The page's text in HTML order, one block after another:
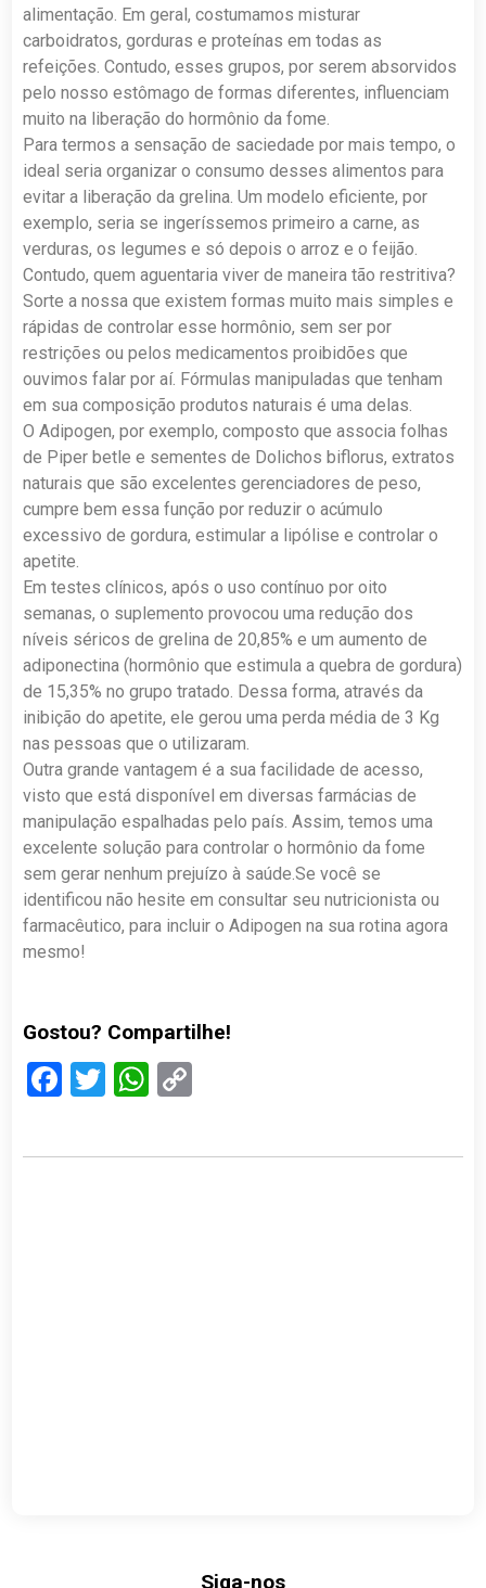
alimentação. Em geral, costumamos misturar
carboidratos, gorduras e proteínas em todas as
refeições. Contudo, esses grupos, por serem absorvidos
pelo nosso estômago de formas diferentes, influenciam
muito na liberação do hormônio da fome.
Para termos a sensação de saciedade por mais tempo, o
ideal seria organizar o consumo desses alimentos para
evitar a liberação da grelina. Um modelo eficiente, por
exemplo, seria se ingeríssemos primeiro a carne, as
verduras, os legumes e só depois o arroz e o feijão.
Contudo, quem aguentaria viver de maneira tão restritiva?
Sorte a nossa que existem formas muito mais simples e
rápidas de controlar esse hormônio, sem ser por
restrições ou pelos medicamentos proibidões que
ouvimos falar por aí. Fórmulas manipuladas que tenham
em sua composição produtos naturais é uma delas.
O Adipogen, por exemplo, composto que associa folhas
de Piper betle e sementes de Dolichos biflorus, extratos
naturais que são excelentes gerenciadores de peso,
cumpre bem essa função por reduzir o acúmulo
excessivo de gordura, estimular a lipólise e controlar o
apetite.
Em testes clínicos, após o uso contínuo por oito
semanas, o suplemento provocou uma redução dos
níveis séricos de grelina de 20,85% e um aumento de
adiponectina (hormônio que estimula a quebra de gordura)
de 15,35% no grupo tratado. Dessa forma, através da
inibição do apetite, ele gerou uma perda média de 3 Kg
nas pessoas que o utilizaram.
Outra grande vantagem é a sua facilidade de acesso,
visto que está disponível em diversas farmácias de
manipulação espalhadas pelo país. Assim, temos uma
excelente solução para controlar o hormônio da fome
sem gerar nenhum prejuízo à saúde.Se você se
identificou não hesite em consultar seu nutricionista ou
farmacêutico, para incluir o Adipogen na sua rotina agora
mesmo!
Gostou? Compartilhe!
Facebook
TwitterWhatsApp
Siga-nos